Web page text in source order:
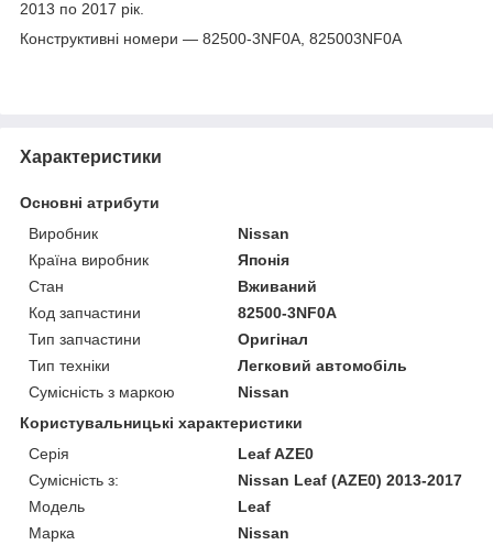
2013 по 2017 рік.
Конструктивні номери — 82500-3NF0A, 825003NF0A
Характеристики
Основні атрибути
Виробник
Nissan
Країна виробник
Японія
Стан
Вживаний
Код запчастини
82500-3NF0A
Тип запчастини
Оригінал
Тип техніки
Легковий автомобіль
Сумісність з маркою
Nissan
Користувальницькі характеристики
Серія
Leaf AZE0
Сумісність з:
Nissan Leaf (AZE0) 2013-2017
Модель
Leaf
Марка
Nissan